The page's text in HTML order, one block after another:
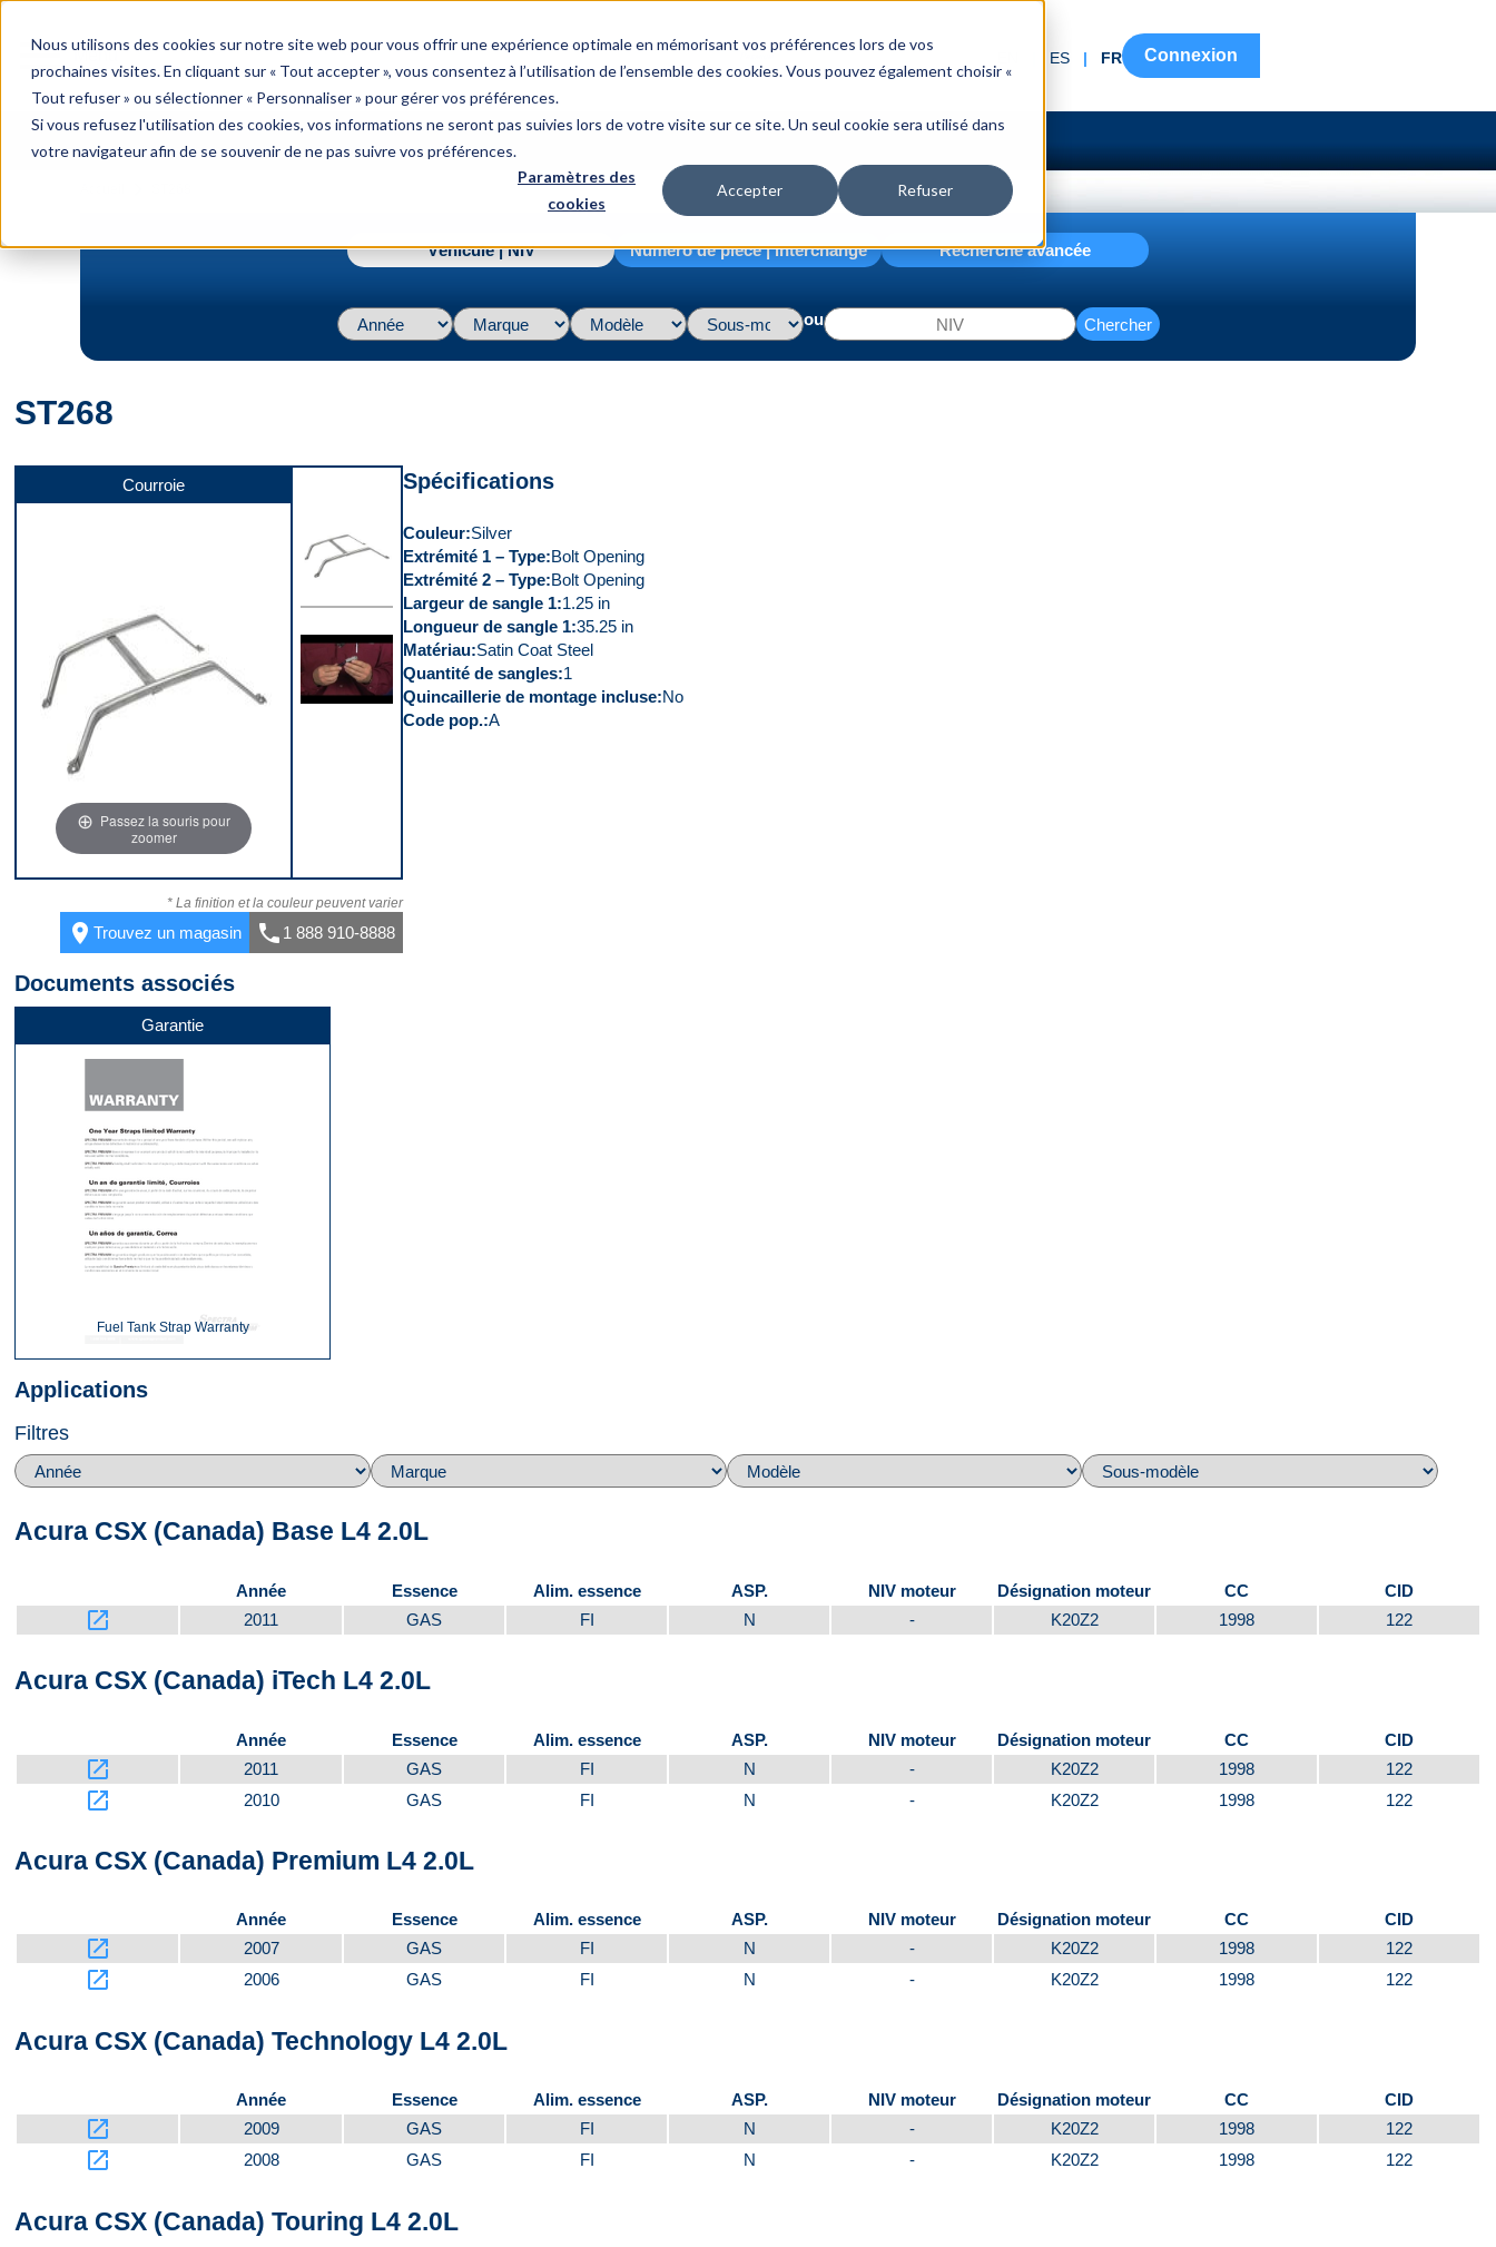
Nous utilisons des cookies sur notre site web pour vous offrir une expérience optimale en mémorisant vos préférences lors de vos
prochaines visites. En cliquant sur « Tout accepter », vous consentez à l’utilisation de l’ensemble des cookies. Vous pouvez également choisir «
Tout refuser » ou sélectionner « Personnaliser » pour gérer vos préférences.
Si vous refusez l'utilisation des cookies, vos informations ne seront pas suivies lors de votre visite sur ce site. Un seul cookie sera utilisé dans
votre navigateur afin de se souvenir de ne pas suivre vos préférences.
Paramètres des
cookies
Accepter Refuser
menu Menu ES | FR Connexion
Véhicule | NIV Numéro de pièce | interchange Recherche avancée
ou Chercher
ST268
Courroie
Passez la souris pour
zoomer
Dessus
* La finition et la couleur peuvent varier
placeTrouvez un magasin call 1 888 910-8888
Spécifications
Couleur Silver
Extrémité 1 – Type Bolt Opening
Extrémité 2 – Type Bolt Opening
Largeur de sangle 1 1.25 in
Longueur de sangle 1 35.25 in
Matériau Satin Coat Steel
Quantité de sangles 1
Quincaillerie de montage incluse No
Code pop. A
Documents associés
Garantie
Fuel Tank Strap Warranty
Applications
Filtres
Acura CSX (Canada) Base L4 2.0L
Année Essence Alim. essence ASP. NIV moteur Désignation moteur CC CID
launch 2011 GAS FI N - K20Z2 1998 122
Acura CSX (Canada) iTech L4 2.0L
Année Essence Alim. essence ASP. NIV moteur Désignation moteur CC CID
launch 2011 GAS FI N - K20Z2 1998 122
launch 2010 GAS FI N - K20Z2 1998 122
Acura CSX (Canada) Premium L4 2.0L
Année Essence Alim. essence ASP. NIV moteur Désignation moteur CC CID
launch 2007 GAS FI N - K20Z2 1998 122
launch 2006 GAS FI N - K20Z2 1998 122
Acura CSX (Canada) Technology L4 2.0L
Année Essence Alim. essence ASP. NIV moteur Désignation moteur CC CID
launch 2009 GAS FI N - K20Z2 1998 122
launch 2008 GAS FI N - K20Z2 1998 122
Acura CSX (Canada) Touring L4 2.0L